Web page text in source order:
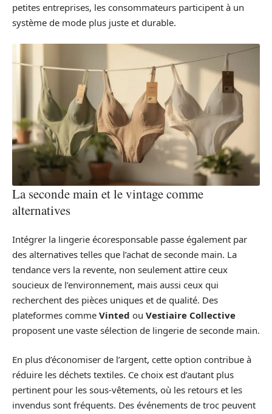
petites entreprises, les consommateurs participent à un
système de mode plus juste et durable.
La seconde main et le vintage comme
alternatives
Intégrer la lingerie écoresponsable passe également par
des alternatives telles que l’achat de seconde main. La
tendance vers la revente, non seulement attire ceux
soucieux de l’environnement, mais aussi ceux qui
recherchent des pièces uniques et de qualité. Des
plateformes comme Vinted ou Vestiaire Collective
proposent une vaste sélection de lingerie de seconde main.
En plus d’économiser de l’argent, cette option contribue à
réduire les déchets textiles. Ce choix est d’autant plus
pertinent pour les sous-vêtements, où les retours et les
invendus sont fréquents. Des événements de troc peuvent